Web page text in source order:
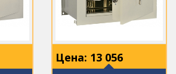
Цена: 13 056